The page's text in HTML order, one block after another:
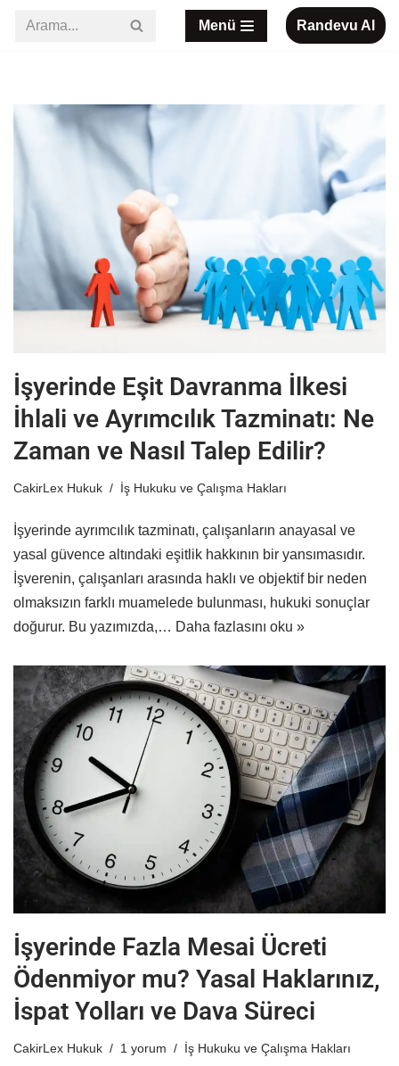
Menü Randevu Al
İşyerinde Eşit Davranma İlkesi
İhlali ve Ayrımcılık Tazminatı: Ne
Zaman ve Nasıl Talep Edilir?
CakirLex Hukuk İş Hukuku ve Çalışma Hakları
İşyerinde ayrımcılık tazminatı, çalışanların anayasal ve
yasal güvence altındaki eşitlik hakkının bir yansımasıdır.
İşverenin, çalışanları arasında haklı ve objektif bir neden
olmaksızın farklı muamelede bulunması, hukuki sonuçlar
doğurur. Bu yazımızda,… Daha fazlasını oku »
İşyerinde Fazla Mesai Ücreti
Ödenmiyor mu? Yasal Haklarınız,
İspat Yolları ve Dava Süreci
CakirLex Hukuk 1 yorum İş Hukuku ve Çalışma Hakları